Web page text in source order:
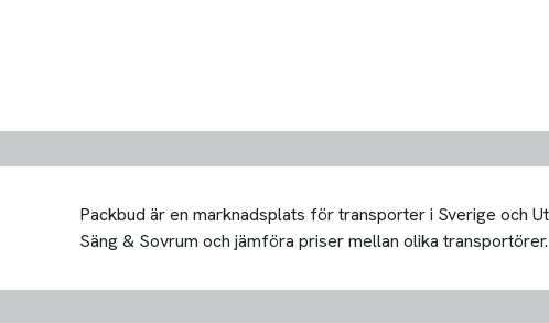
Packbud är en marknadsplats för transporter i Sverige och
Säng & Sovrum och jämföra priser mellan olika